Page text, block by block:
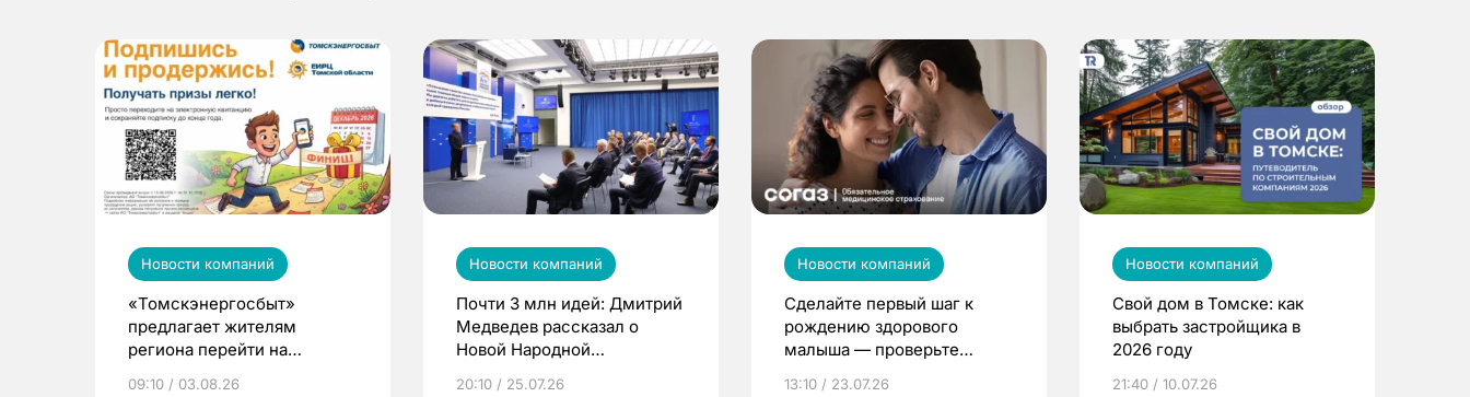
Новости компаний
«Томскэнергосбыт»
предлагает жителям
региона перейти на
09:10 / 03.08.26
Новости компаний
Почти 3 млн идей: Дмитрий
Медведев рассказал о
Новой Народной
20:10 / 25.07.26
Новости компаний
Сделайте первый шаг к
рождению здорового
малыша — проверьте
13:10 / 23.07.26
Новости компаний
Свой дом в Томске: как
выбрать застройщика в
2026 году
21:40 / 10.07.26